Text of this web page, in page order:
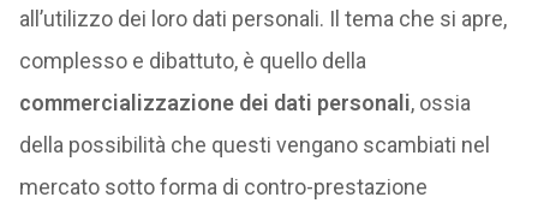
all’utilizzo dei loro dati personali. Il tema che si apre,
complesso e dibattuto, è quello della
commercializzazione dei dati personali, ossia
della possibilità che questi vengano scambiati nel
mercato sotto forma di contro-prestazione